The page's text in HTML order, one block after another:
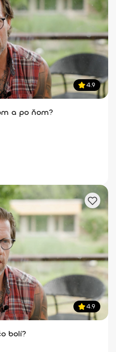
4.9
a po ňom?
4.9
bolí?